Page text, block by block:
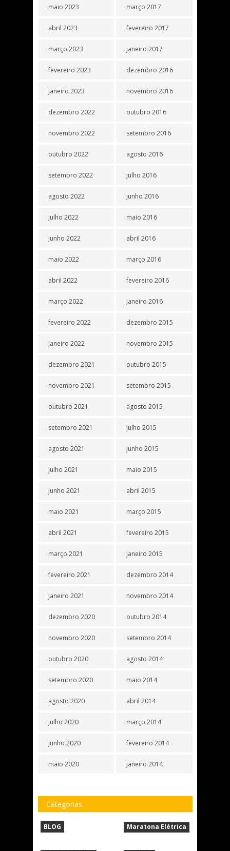
maio 2023
abril 2023
março 2023
fevereiro 2023
janeiro 2023
dezembro 2022
novembro 2022
outubro 2022
setembro 2022
agosto 2022
julho 2022
junho 2022
maio 2022
abril 2022
março 2022
fevereiro 2022
janeiro 2022
dezembro 2021
novembro 2021
outubro 2021
setembro 2021
agosto 2021
julho 2021
junho 2021
maio 2021
abril 2021
março 2021
fevereiro 2021
janeiro 2021
dezembro 2020
novembro 2020
outubro 2020
setembro 2020
agosto 2020
julho 2020
junho 2020
maio 2020
março 2017
fevereiro 2017
janeiro 2017
dezembro 2016
novembro 2016
outubro 2016
setembro 2016
agosto 2016
julho 2016
junho 2016
maio 2016
abril 2016
março 2016
fevereiro 2016
janeiro 2016
dezembro 2015
novembro 2015
outubro 2015
setembro 2015
agosto 2015
julho 2015
junho 2015
maio 2015
abril 2015
março 2015
fevereiro 2015
janeiro 2015
dezembro 2014
novembro 2014
outubro 2014
setembro 2014
agosto 2014
maio 2014
abril 2014
março 2014
fevereiro 2014
janeiro 2014
Categorias
BLOG Maratona Elétrica